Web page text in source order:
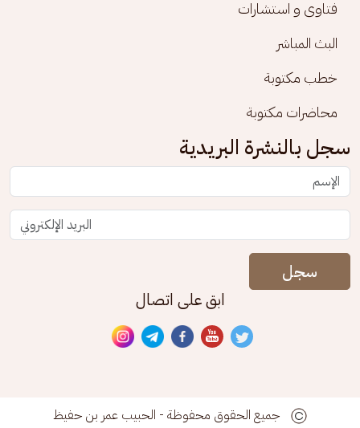
فتاوى و استشارات
البث المباشر
خطب مكتوبة
محاضرات مكتوبة
سجل بالنشرة البريدية
سجل
ابق على اتصال
جميع الحقوق محفوظة - الحبيب عمر بن حفيظ